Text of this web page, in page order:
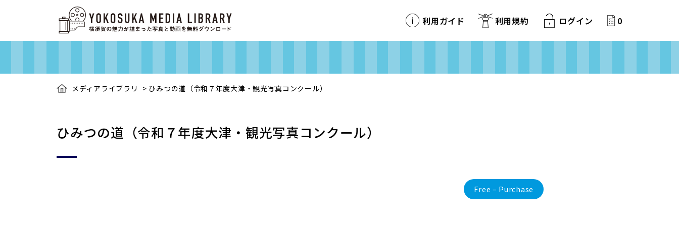
利用ガイド 利用規約 ログイン 0
メディアライブラリ > ひみつの道（令和７年度大津・観光写真コンクール）
ひみつの道（令和７年度大津・観光写真コンクール）
Free – Purchase